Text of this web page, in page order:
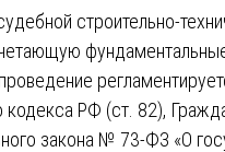
строительно-
РФ (ст. 82),
закона № 73-ФЗ «О